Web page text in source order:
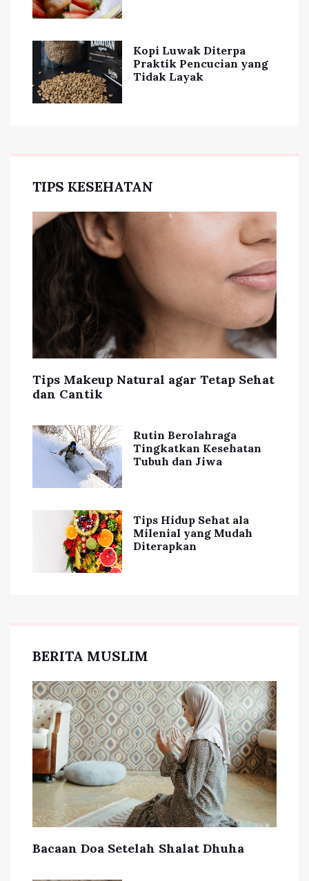
Kopi Luwak Diterpa
Praktik Pencucian yang
Tidak Layak
TIPS KESEHATAN
Tips Makeup Natural agar Tetap Sehat
dan Cantik
Rutin Berolahraga
Tingkatkan Kesehatan
Tubuh dan Jiwa
Tips Hidup Sehat ala
Milenial yang Mudah
Diterapkan
BERITA MUSLIM
Bacaan Doa Setelah Shalat Dhuha